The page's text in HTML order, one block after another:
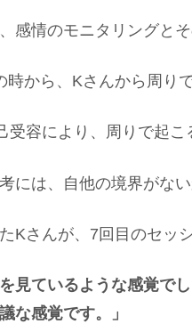
感情のモニタリングと
時から、Kさんから周り
受容により、周りで起
には、自他の境界がない
Kさんが、7回目のセッ
を見ているような感覚で
な感覚です。」